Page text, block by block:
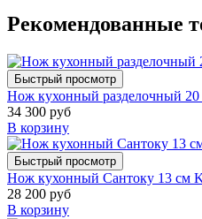
Рекомендованные
Быстрый просмотр
Нож кухонный разделочный
34 300 руб
В корзину
Быстрый просмотр
Нож кухонный Сантоку 13 см
28 200 руб
В корзину